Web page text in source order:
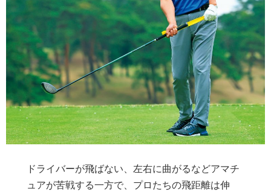
ドライバーが飛ばない、左右に曲がるなどアマチ
ュアが苦戦する一方で、プロたちの飛距離は伸